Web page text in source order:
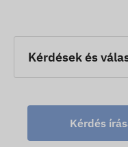
Kérdések és
Kérdés